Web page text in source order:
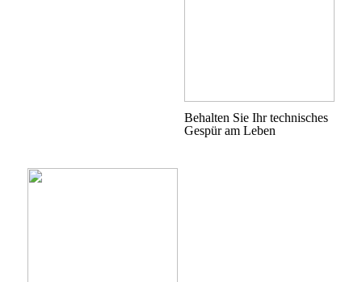
Behalten Sie Ihr technisches
Gespür am Leben